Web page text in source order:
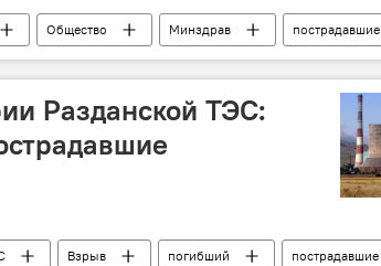
Общество Минздрав
пострадавшие
Разданской ТЭС:
Взрыв погибший пострадавшие